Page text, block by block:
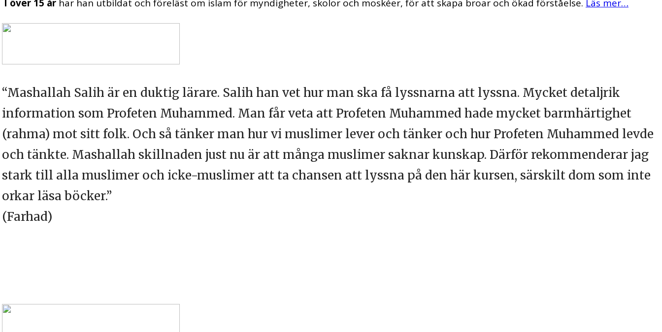
I över 15 år har han utbildat och föreläst om islam för myndigheter, skolor och moskéer, för att skapa broar och ökad förståelse. Läs mer…
“Mashallah Salih är en duktig lärare. Salih han vet hur man ska få lyssnarna att lyssna. Mycket detaljrik
information som Profeten Muhammed. Man får veta att Profeten Muhammed hade mycket barmhärtighet
(rahma) mot sitt folk. Och så tänker man hur vi muslimer lever och tänker och hur Profeten Muhammed levde
och tänkte. Mashallah skillnaden just nu är att många muslimer saknar kunskap. Därför rekommenderar jag
stark till alla muslimer och icke-muslimer att ta chansen att lyssna på den här kursen, särskilt dom som inte
orkar läsa böcker.”
(Farhad)